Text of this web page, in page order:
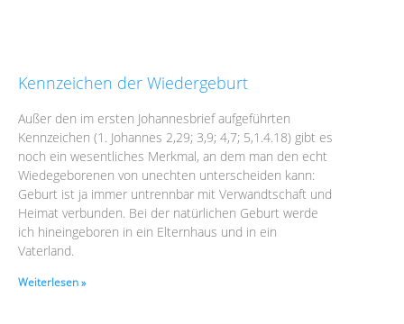
Kennzeichen der Wiedergeburt
Außer den im ersten Johannesbrief aufgeführten
Kennzeichen (1. Johannes 2,29; 3,9; 4,7; 5,1.4.18) gibt es
noch ein wesentliches Merkmal, an dem man den echt
Wiedegeborenen von unechten unterscheiden kann:
Geburt ist ja immer untrennbar mit Verwandtschaft und
Heimat verbunden. Bei der natürlichen Geburt werde
ich hineingeboren in ein Elternhaus und in ein
Vaterland.
Weiterlesen »